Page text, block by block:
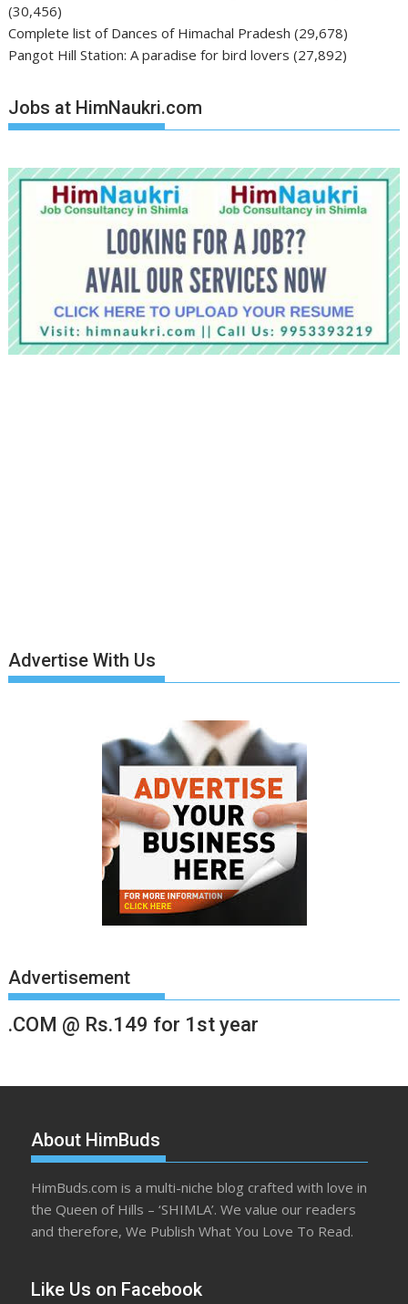
(30,456)
Complete list of Dances of Himachal Pradesh (29,678)
Pangot Hill Station: A paradise for bird lovers (27,892)
Jobs at HimNaukri.com
Advertise With Us
Advertisement
.COM @ Rs.149 for 1st year
About HimBuds
HimBuds.com is a multi-niche blog crafted with love in
the Queen of Hills – ‘SHIMLA’. We value our readers
and therefore, We Publish What You Love To Read.
Like Us on Facebook